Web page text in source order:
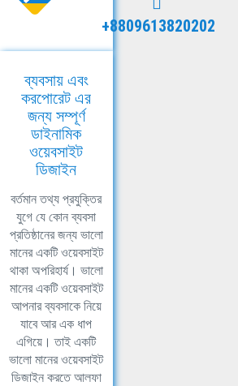
+8809613820202
ব্যবসায় এবং
করপোরেট এর
জন্য সম্পূর্ণ
ডাইনামিক
ওয়েবসাইট
ডিজাইন
বর্তমান তথ্য প্রযুক্তির
যুগে যে কোন ব্যবসা
প্রতিষ্ঠানের জন্য ভালো
মানের একটি ওয়েবসাইট
থাকা অপরিহার্য। ভালো
মানের একটি ওয়েবসাইট
আপনার ব্যবসাকে নিয়ে
যাবে আর এক ধাপ
এগিয়ে। তাই একটি
ভালো মানের ওয়েবসাইট
ডিজাইন করতে আলফা